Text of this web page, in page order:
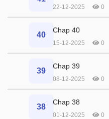
22-12-2025 0
40
Chap 40
15-12-2025 0
39
Chap 39
08-12-2025 0
38
Chap 38
01-12-2025 0